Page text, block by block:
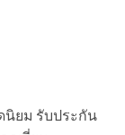
นิยม รับประกัน